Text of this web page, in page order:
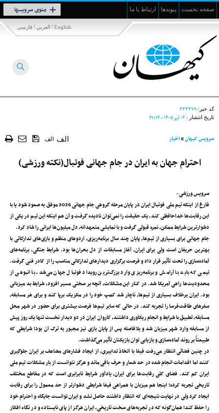
صفحه نخست پیوندها ارتباط با ما منوی سرویسها
Toggle
navigation
فارسی | العربي | English
کد خبر: ۳۳۳۳۷۹
تاریخ انتشار : ۰۶ تير ۱۴۰۵ - ۲۱:۱۴
سرویس کیهان»اخبار الف الف
احترام جهان به ایران در جام جهانی فوتبال(نکته ورزشی)
سرویس ورزشی-
فارغ از اینکه تیم ملی فوتبال ایران در پایان مرحله گروهی جام جهانی 2026 موفق به صعود شود یا با
این رقابت‌‌ها خداحافظی کند، یک حقیقت را نمی‌توان نادیده گرفت و آن هم اینکه این تیم در یکی از
دشوارترین شرایط ممکن، نمره قبولی گرفت و با نمایشی متعهدانه، دل میلیون‌‌ها ایرانی را شاد کرد.
جام جهانی برای بسیاری از تیم‌ها، پایان چند سال برنامه‌ریزی، اردوهای منظم و بازی‌های تدارکاتی با
بهترین حریفان است ولی برای ایران، آغاز مسابقات از دل بحران‌ها بود. شرایط جنگی، برنامه‌های
آماده‌سازی را تحت تأثیر قرار داد و فرصت برگزاری دیدارهای تدارکاتی مناسب را از کادر فنی گرفت.
تیمی که باید با آرامش و برنامه‌‌ریزی وارد بزرگ‌ترین رویداد فوتبال جهان می‌شد، با انبوهی از
محدودیت‌‌ها راهی آمریکا شد. در کنار این مشکلات، آنچه بر سختی مسیر افزود، شرایط بد میزبانی
بود. ایران برخلاف بسیاری از تیم‌‌ها، ناچار شد کمپ خود را در مکزیک برپا کند و برای هر مسابقه،
سفرهای طاقت‌‌فرسا را تجربه کند. در حالی که سایر تیم‌‌ها فرصت بیشتری برای حضور در شهر محل
مسابقه، تطبیق با شرایط و انجام ریکاوری داشتند، کاروان ایران در دو دیدار نخست تنها یک روز پیش
از مسابقه وارد شهر میزبان شد و بلافاصله پس از پایان بازی نیز مجبور به ترک آن بود؛ شرایطی که
طبیعتاً بر روند آماده‌‌سازی و بازیابی توان بازیکنان تأثیر می‌‌گذاشت.
در چنین فضائی انتظار می‌‌رفت فیفا با اتخاذ تدابیری، از ایجاد فشارهای مضاعف بر ایران جلوگیری
کنند اما اقدامات انجام ‌شده در حد شعار و حرف باقی ماند و هرگز نتوانست از بار مشکلات تیم ملی
ایران کم کند. فضای کلی رقابت‌ها برای ایران، یادآور شرایط نابرابری است که در مقاطع مختلف
تاریخی تجربه کرده؛ اینجا هم میزبان با همراهی فیفا شرایطی دشوارتر از حد معمول را برای رقابت
ایجاد کرد ولی در نهایت نتیجه‌ای که انتظار داشتند حاصل نشد و ایران توانست جایگاه و احترام خود
را حفظ کند؛ همان‌گونه که در تجربه‌‌های سخت تاریخی، ایران هرگز از پای نایستاده و در نگاه افکار